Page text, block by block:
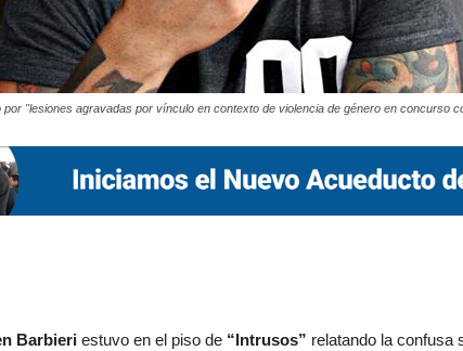
por "lesiones agravadas por vínculo en contexto de violencia de género en concurso
Barbieri estuvo en el piso de “Intrusos” relatando la confusa